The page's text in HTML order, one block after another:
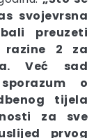
svojevrsna
preuzeti
razine 2 za
Već sad
o
tijela
za sve
prvog